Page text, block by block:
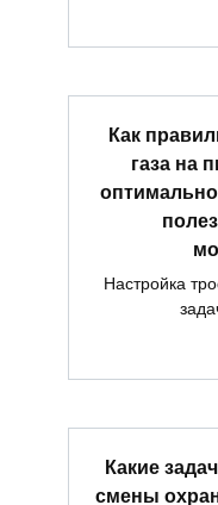
Как
газа на
Настройка
Какие
смены